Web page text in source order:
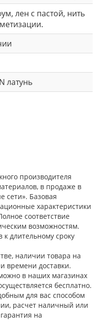
лен с пастой, нить
латунь
производителя
в продаже в
сети». Базовая
характеристики
соответствие
возможностям.
длительному сроку
наличии товара на
времени доставки.
в наших магазинах
бесплатно.
для вас способом
расчет наличный или
на